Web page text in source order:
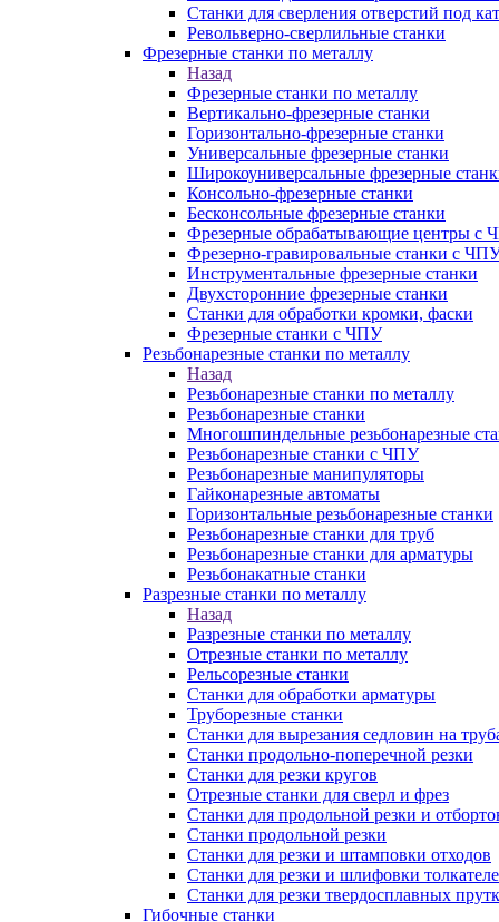
Станки для сверления отверстий под
Револьверно-сверлильные станки
Фрезерные станки по металлу
Назад
Фрезерные станки по металлу
Вертикально-фрезерные станки
Горизонтально-фрезерные станки
Универсальные фрезерные станки
Широкоуниверсальные фрезерные
Консольно-фрезерные станки
Бесконсольные фрезерные станки
Фрезерные обрабатывающие центры с
Фрезерно-гравировальные станки с
Инструментальные фрезерные станки
Двухсторонние фрезерные станки
Станки для обработки кромки, фаски
Фрезерные станки с ЧПУ
Резьбонарезные станки по металлу
Назад
Резьбонарезные станки по металлу
Резьбонарезные станки
Многошпиндельные резьбонарезные
Резьбонарезные станки с ЧПУ
Резьбонарезные манипуляторы
Гайконарезные автоматы
Горизонтальные резьбонарезные станки
Резьбонарезные станки для труб
Резьбонарезные станки для арматуры
Резьбонакатные станки
Разрезные станки по металлу
Назад
Разрезные станки по металлу
Отрезные станки по металлу
Рельсорезные станки
Станки для обработки арматуры
Труборезные станки
Станки для вырезания седловин на
Станки продольно-поперечной резки
Станки для резки кругов
Отрезные станки для сверл и фрез
Станки для продольной резки и
Станки продольной резки
Станки для резки и штамповки отходов
Станки для резки и шлифовки
Станки для резки твердосплавных
Гибочные станки